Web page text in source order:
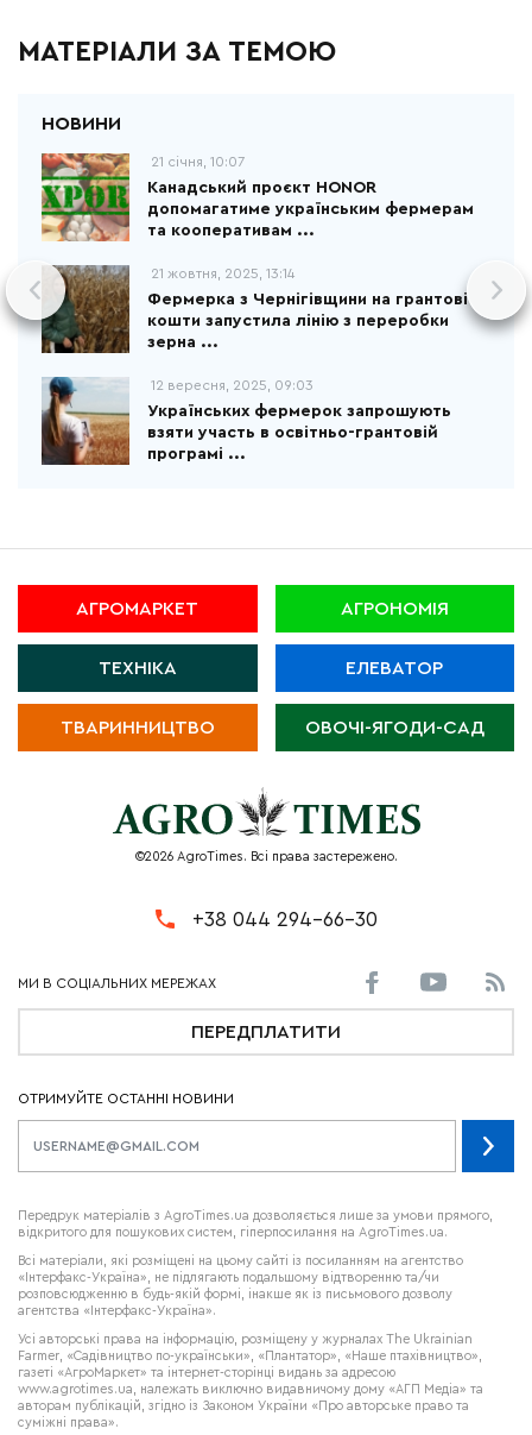
МАТЕРІАЛИ ЗА ТЕМОЮ
21 січня, 10:07
Канадський проєкт HONOR
допомагатиме українським фермерам
та кооперативам ...
21 жовтня, 2025, 13:14
Фермерка з Чернігівщини на грантові
кошти запустила лінію з переробки
зерна ...
12 вересня, 2025, 09:03
Українських фермерок запрошують
взяти участь в освітньо-грантовій
програмі ...
АГРОМАРКЕТ АГРОНОМІЯ
ТЕХНІКА ЕЛЕВАТОР
ТВАРИННИЦТВО ОВОЧІ-ЯГОДИ-САД
©2026 AgroTimes. Всі права застережено.
+38 044 294-66-30
ПЕРЕДПЛАТИТИ
ОТРИМУЙТЕ ОСТАННІ НОВИНИ
Передрук матеріалів з AgroTimes.ua дозволяється лише за умови прямого,
відкритого для пошукових систем, гіперпосилання на AgroTimes.ua.
Всі матеріали, які розміщені на цьому сайті із посиланням на агентство
«Інтерфакс-Україна», не підлягають подальшому відтворенню та/чи
розповсюдженню в будь-якій формі, інакше як із письмового дозволу
агентства «Інтерфакс-Україна».
Усі авторські права на інформацію, розміщену у журналах The Ukrainian
Farmer , «Садівництво по-українськи», «Плантатор», «Наше птахівництво»,
газеті «АгроМаркет» та інтернет-сторінці видань за адресою
www.agrotimes.ua,
належать виключно видавничому дому «АГП Медіа» та
авторам публікацій, згідно із Законом України «Про авторське право та
суміжні права».